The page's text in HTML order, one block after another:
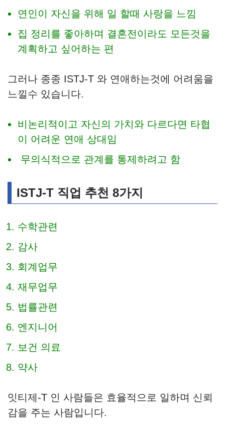
연인이 자신을 위해 일 할때 사랑을 느낌
집 정리를 좋아하며 결혼전이라도 모든것을
계획하고 싶어하는 편
그러나 종종 ISTJ-T 와 연애하는것에 어려움을
느낄수 있습니다.
비논리적이고 자신의 가치와 다르다면 타협
이 어려운 연애 상대임
무의식적으로 관계를 통제하려고 함
ISTJ-T 직업 추천 8가지
수학관련
감사
회계업무
재무업무
법률관련
엔지니어
보건 의료
약사
잇티제-T 인 사람들은 효율적으로 일하며 신뢰
감을 주는 사람입니다.